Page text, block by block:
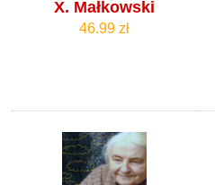
X. Małkowski
46.99 zł